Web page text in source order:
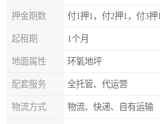
押金期数 付1押1，付2押1，付3押1
起租期 1个月
地面属性 环氧地坪
配套服务 全托管、代运营
物流方式 物流、快递、自有运输